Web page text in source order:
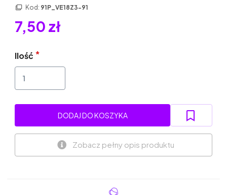
Kod: 91P_VE18Z3-91
7,50 zł
Ilość
DODAJ DO KOSZYKA
Zobacz pełny opis produktu